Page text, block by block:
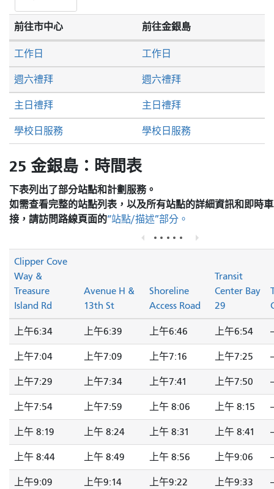
前往市中心 前往金銀島
週六禮拜 週六禮拜
主日禮拜 主日禮拜
工作日 工作日
學校日服務 學校日服務
25 金銀島：時間表
下表列出了部分站點和計劃服務。
如需查看完整的站點列表，以及所有站點的詳細資訊和即時
接，請訪問路線頁面的“站點/描述”部分。
Clipper Cove
Way &
Treasure
Island Rd
Avenue H &
13th St
Shoreline
Access Road
Transit
Center Bay
29
上午6:34 上午6:39 上午6:46 上午6:54
上午7:04 上午7:09 上午7:16 上午7:25
上午7:29 上午7:34 上午7:41 上午7:50
上午7:54 上午7:59 上午 8:06 上午 8:15
上午 8:19 上午 8:24 上午 8:31 上午 8:41
上午 8:44 上午 8:49 上午 8:56 上午9:06
上午9:09 上午9:14 上午9:22 上午9:33